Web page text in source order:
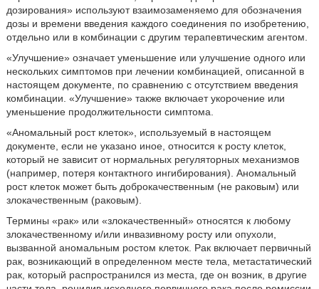
дозирования» используют взаимозаменяемо для обозначения
дозы и времени введения каждого соединения по изобретению,
отдельно или в комбинации с другим терапевтическим агентом.
«Улучшение» означает уменьшение или улучшение одного или
нескольких симптомов при лечении комбинацией, описанной в
настоящем документе, по сравнению с отсутствием введения
комбинации. «Улучшение» также включает укорочение или
уменьшение продолжительности симптома.
«Аномальный рост клеток», используемый в настоящем
документе, если не указано иное, относится к росту клеток,
который не зависит от нормальных регуляторных механизмов
(например, потеря контактного ингибирования). Аномальный
рост клеток может быть доброкачественным (не раковым) или
злокачественным (раковым).
Термины «рак» или «злокачественный» относятся к любому
злокачественному и/или инвазивному росту или опухоли,
вызванной аномальным ростом клеток. Рак включает первичный
рак, возникающий в определенном месте тела, метастатический
рак, который распространился из места, где он возник, в другие